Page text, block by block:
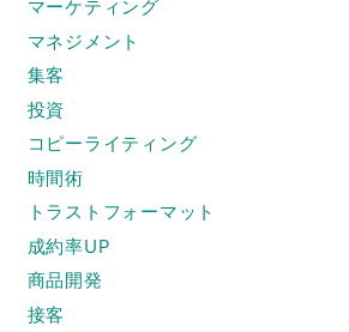
マーケティング
マネジメント
集客
投資
コピーライティング
時間術
トラストフォーマット
成約率UP
商品開発
接客